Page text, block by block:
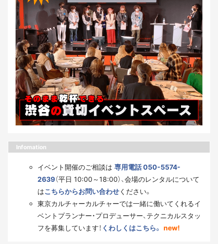
Infomation
イベント開催のご相談は 専用電話 050-5574-
2639（平日 10:00～18:00）、会場のレンタルについて
はこちらからお問い合わせください。
東京カルチャーカルチャーでは一緒に働いてくれるイ
ベントプランナー・プロデューサー、テクニカルスタッ
フを募集しています！ くわしくはこちら。 new!